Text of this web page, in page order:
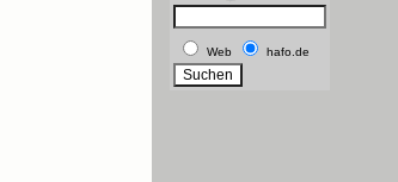
Web hafo.de